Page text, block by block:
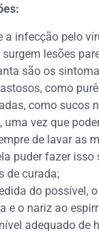
a infecção pelo
lesões
são os
como
como sucos
uma vez que
de lavar as
puder fazer
de curada;
do possível,
e o nariz ao
adequado de